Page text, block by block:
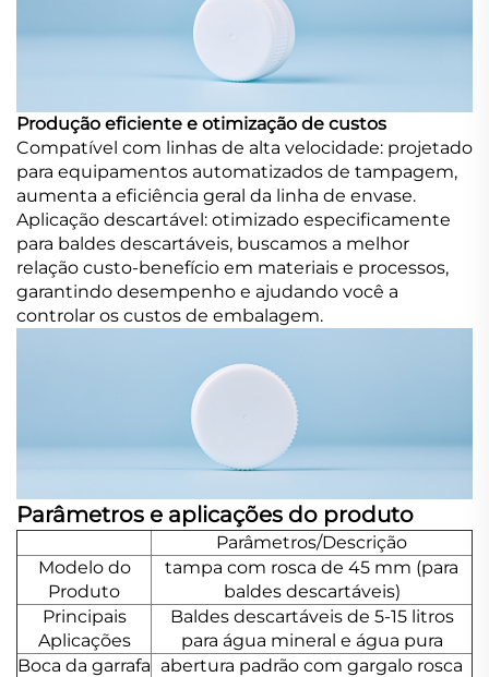
Produção eficiente e otimização de custos
Compatível com linhas de alta velocidade: projetado
para equipamentos automatizados de tampagem,
aumenta a eficiência geral da linha de envase.
Aplicação descartável: otimizado especificamente
para baldes descartáveis, buscamos a melhor
relação custo-benefício em materiais e processos,
garantindo desempenho e ajudando você a
controlar os custos de embalagem.
Parâmetros e aplicações do produto
Parâmetros/Descrição
Modelo do
Produto
tampa com rosca de 45 mm (para
baldes descartáveis)
Principais
Aplicações
Baldes descartáveis de 5-15 litros
para água mineral e água pura
Boca da garrafa abertura padrão com gargalo rosca